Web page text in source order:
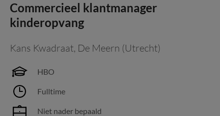
Commercieel klantmanager
kinderopvang
Kans Kwadraat, De Meern (Utrecht)
HBO
Fulltime
Niet nader bepaald